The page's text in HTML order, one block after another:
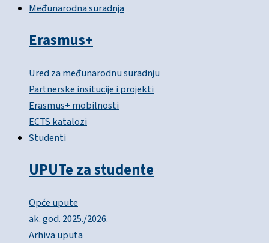
Međunarodna suradnja
Erasmus+
Ured za međunarodnu suradnju
Partnerske insitucije i projekti
Erasmus+ mobilnosti
ECTS katalozi
Studenti
UPUTe za studente
Opće upute
ak. god. 2025./2026.
Arhiva uputa